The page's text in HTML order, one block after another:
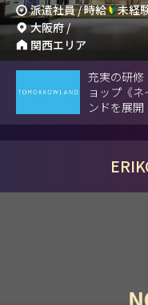
派遣社員 / 時給 未経
大阪府 /
関西エリア
充実の研修
ョップ《
ンドを展開